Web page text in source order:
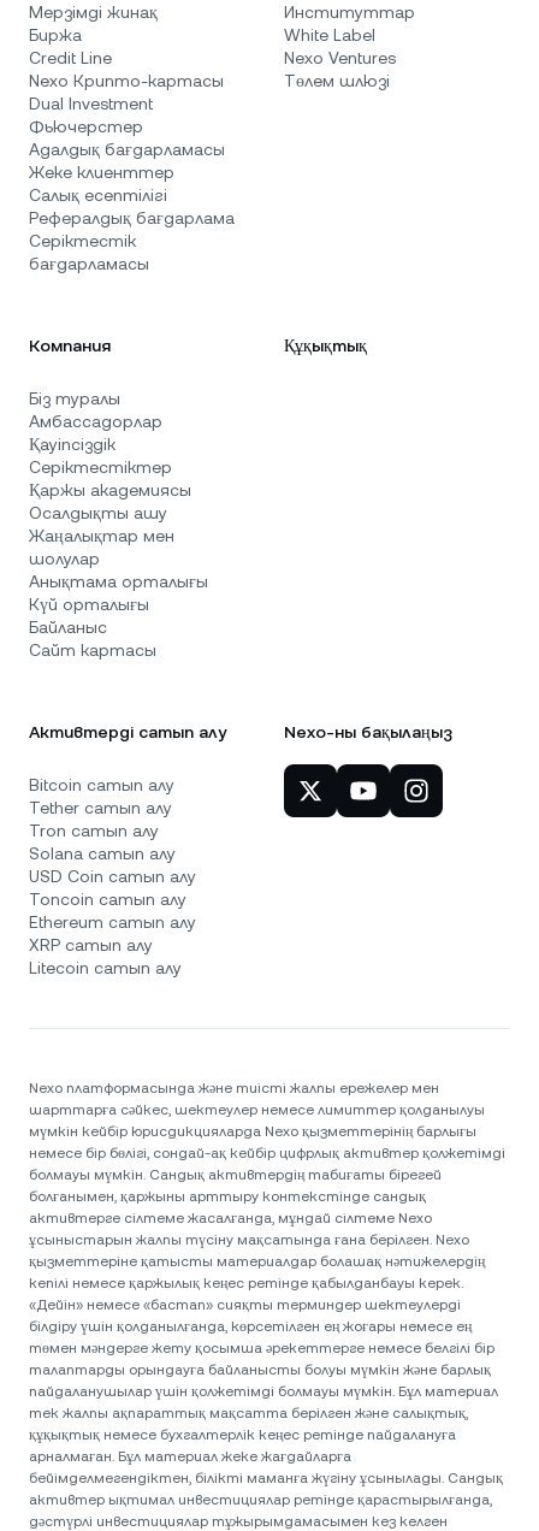
Мерзімді жинақ
Биржа
Credit Line
Nexo Крипто-картасы
Dual Investment
Фьючерстер
Адалдық бағдарламасы
Жеке клиенттер
Салық есептілігі
Рефералдық бағдарлама
Серіктестік
бағдарламасы
Институттар
White Label
Nexo Ventures
Төлем шлюзі
Компания
Біз туралы
Амбассадорлар
Қауіпсіздік
Серіктестіктер
Қаржы академиясы
Осалдықты ашу
Жаңалықтар мен
шолулар
Анықтама орталығы
Күй орталығы
Байланыс
Сайт картасы
Құқықтық
Активтерді сатып алу
Bitcoin сатып алу
Tether сатып алу
Tron сатып алу
Solana сатып алу
USD Coin сатып алу
Toncoin сатып алу
Ethereum сатып алу
XRP сатып алу
Litecoin сатып алу
Nexo-ны бақылаңыз
Nexo платформасында және тиісті жалпы ережелер мен
шарттарға сәйкес, шектеулер немесе лимиттер қолданылуы
мүмкін кейбір юрисдикцияларда Nexo қызметтерінің барлығы
немесе бір бөлігі, сондай-ақ кейбір цифрлық активтер қолжетімді
болмауы мүмкін. Сандық активтердің табиғаты бірегей
болғанымен, қаржыны арттыру контекстінде сандық
активтерге сілтеме жасалғанда, мұндай сілтеме Nexo
ұсыныстарын жалпы түсіну мақсатында ғана берілген. Nexo
қызметтеріне қатысты материалдар болашақ нәтижелердің
кепілі немесе қаржылық кеңес ретінде қабылданбауы керек.
«Дейін» немесе «бастап» сияқты терминдер шектеулерді
білдіру үшін қолданылғанда, көрсетілген ең жоғары немесе ең
төмен мәндерге жету қосымша әрекеттерге немесе белгілі бір
талаптарды орындауға байланысты болуы мүмкін және барлық
пайдаланушылар үшін қолжетімді болмауы мүмкін. Бұл материал
тек жалпы ақпараттық мақсатта берілген және салықтық,
құқықтық немесе бухгалтерлік кеңес ретінде пайдалануға
арналмаған. Бұл материал жеке жағдайларға
бейімделмегендіктен, білікті маманға жүгіну ұсынылады. Сандық
активтер ықтимал инвестициялар ретінде қарастырылғанда,
дәстүрлі инвестициялар тұжырымдамасымен кез келген